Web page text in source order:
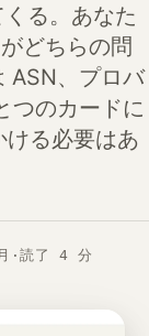
る。あなた
どちらの問
ASN、プロバ
つのカードに
る必要はあ
·読了 4 分